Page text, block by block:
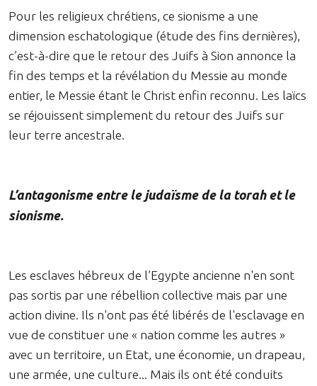
Pour les religieux chrétiens, ce sionisme a une
dimension eschatologique (étude des fins dernières),
c’est-à-dire que le retour des Juifs à Sion annonce la
fin des temps et la révélation du Messie au monde
entier, le Messie étant le Christ enfin reconnu. Les laïcs
se réjouissent simplement du retour des Juifs sur
leur terre ancestrale.
L’antagonisme entre le judaïsme de la torah et le
sionisme.
Les esclaves hébreux de l’Egypte ancienne n'en sont
pas sortis par une rébellion collective mais par une
action divine. Ils n'ont pas été libérés de l'esclavage en
vue de constituer une « nation comme les autres »
avec un territoire, un Etat, une économie, un drapeau,
une armée, une culture... Mais ils ont été conduits